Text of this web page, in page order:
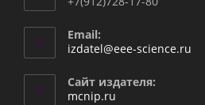
Email:
izdatel@eee-science.ru
Сайт издателя:
mcnip.ru